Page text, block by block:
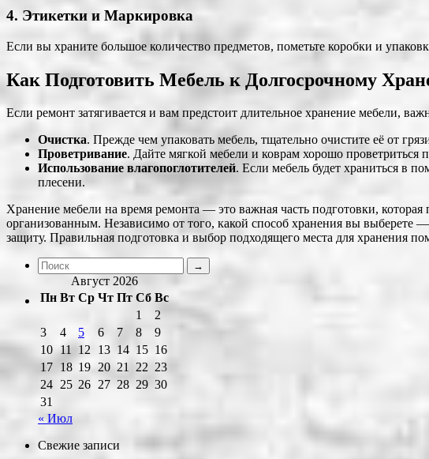
4. Этикетки и Маркировка
Если вы храните большое количество предметов, пометьте коробки и
Как Подготовить Мебель к Долгосрочному
Если ремонт затягивается и вам предстоит длительное хранение мебели,
Очистка. Прежде чем упаковать мебель, тщательно очистите её от
Проветривание. Дайте мягкой мебели и коврам хорошо проветриться
Использование влагопоглотителей. Если мебель будет храниться в
плесени.
Хранение мебели на время ремонта — это важная часть подготовки,
организованным. Независимо от того, какой способ хранения вы выберете
защиту. Правильная подготовка и выбор подходящего места для хранения
Август 2026
Пн Вт Ср Чт Пт Сб Вс
1
2
3
4 5 6 7 8
9
10 11 12 13 14 15 16
17 18 19 20 21 22 23
24 25 26 27 28 29 30
31
« Июл
Свежие записи